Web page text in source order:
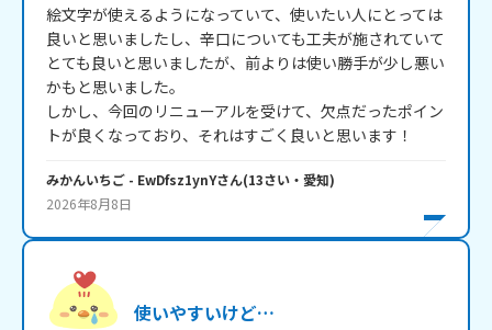
絵文字が使えるようになっていて、使いたい人にとっては
良いと思いましたし、辛口についても工夫が施されていて
とても良いと思いましたが、前よりは使い勝手が少し悪い
かもと思いました。
しかし、今回のリニューアルを受けて、欠点だったポイン
みかんいちご - EwDfsz1ynYさん(13さい・ 愛知)
2026年8月8日
使いやすいけど…